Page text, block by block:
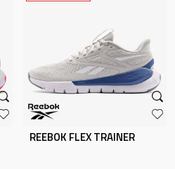
REEBOK FLEX TRAINER